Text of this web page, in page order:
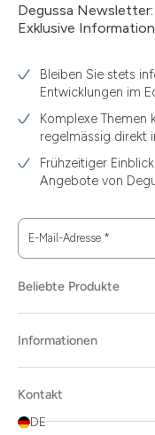
3.05
3.11
3.12
3.44
3.58
3.66
30
Degussa Newsletter:
Exklusive
Bleiben Sie stets
Entwicklungen im
Komplexe
regelmässig direkt
Frühzeitiger
Angebote von
E-Mail-Adresse *
Beliebte Produkte
Informationen
Kontakt
DE